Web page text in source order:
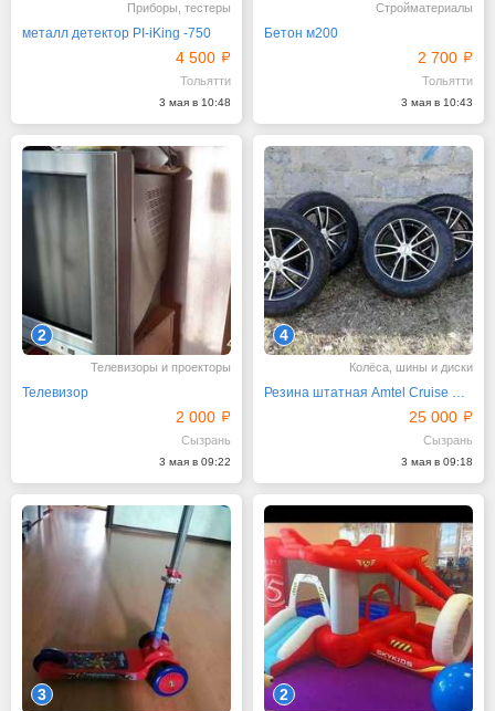
Приборы, тестеры
металл детектор PI-iKing -750
4 500
Тольятти
3 мая в 10:48
Стройматериалы
Бетон м200
2 700
Тольятти
3 мая в 10:43
2
Телевизоры и проекторы
Телевизор
2 000
Сызрань
3 мая в 09:22
4
Колёса, шины и диски
Резина штатная Amtel Cruise Для Рено Дастер
25 000
Сызрань
3 мая в 09:18
3 2